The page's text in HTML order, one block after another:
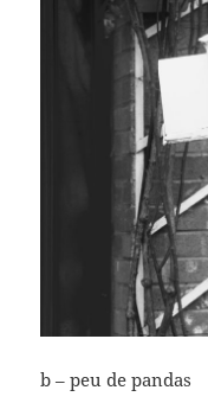
b – peu de pandas